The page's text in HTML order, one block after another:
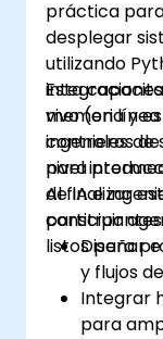
práctica
desplegar
utilizando
memoria y
controles de
para
Esta
vivo (en
ingenieros
nivel
de IA e
construir
listos para
Al finalizar
Diseñar
y flujos
Integrar
para